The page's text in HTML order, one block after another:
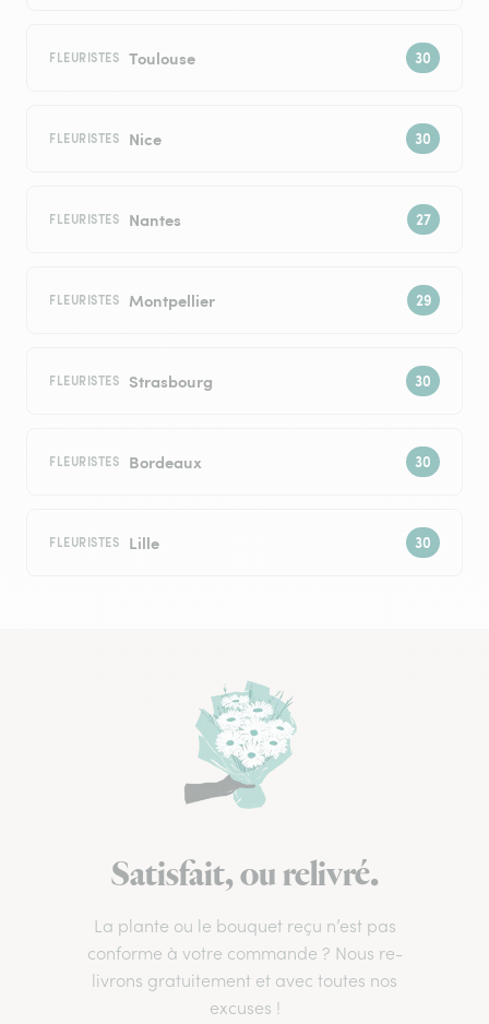
FLEURISTES Toulouse
FLEURISTES Nice
FLEURISTES Nantes
FLEURISTES Montpellier
FLEURISTES Strasbourg
FLEURISTES Bordeaux
FLEURISTES Lille
Satisfait, ou relivré.
La plante ou le bouquet reçu n’est pas
conforme à votre commande ? Nous re-
livrons gratuitement et avec toutes nos
excuses !